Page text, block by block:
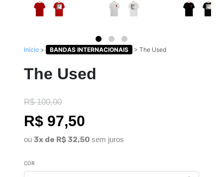
Início > BANDAS INTERNACIONAIS > The Used
The Used
R$ 100,00
R$ 97,50
ou 3x de R$ 32,50 sem juros
COR